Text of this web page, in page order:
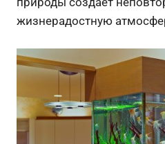
жизнерадостную